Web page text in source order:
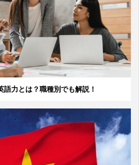
力とは？職種別でも解説！